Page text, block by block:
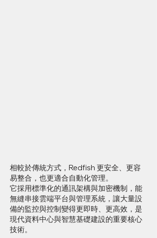
相較於傳統方式，Redfish 更安全、更容
易整合，也更適合自動化管理。
它採用標準化的通訊架構與加密機制，能
無縫串接雲端平台與管理系統，讓大量設
備的監控與控制變得更即時、更高效，是
現代資料中心與智慧基礎建設的重要核心
技術。